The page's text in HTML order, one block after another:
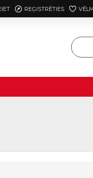
REĢISTRĒTIES